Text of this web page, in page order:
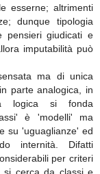
esserne; altrimenti
dunque tipologia
pensieri giudicati e
imputabilità può
ma di unica
parte analogica, in
logica si fonda
è 'modelli' ma
su 'uguaglianze' ed
internità. Difatti
per criteri
si cerca da classi e